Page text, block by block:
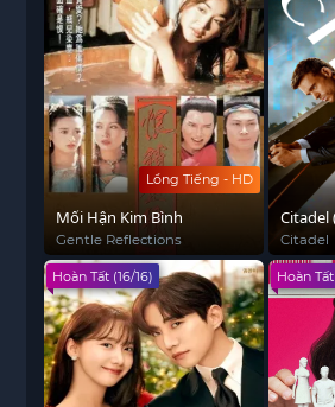
Lồng Tiếng - HD
Mối Hận Kim Bình
Gentle Reflections
Citadel
Citadel
Hoàn Tất (16/16) Hoàn Tất